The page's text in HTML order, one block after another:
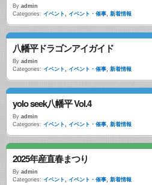
By admin
Categories: イベント, イベント・催事, 新着情報
八幡平ドラゴンアイガイド
By admin
Categories: イベント, イベント・催事, 新着情報
yolo seek八幡平 Vol.4
By admin
Categories: イベント, イベント・催事, 新着情報
2025年産直春まつり
By admin
Categories: イベント, イベント・催事, 新着情報